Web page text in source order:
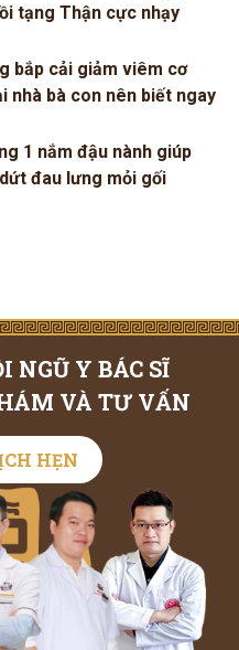
tạng Thận cực nhạy
bắp cải giảm viêm cơ
nhà bà con nên biết ngay
1 nắm đậu nành giúp
đau lưng mỏi gối
NGŨ Y BÁC SĨ
VÀ TƯ VẤN
HẸN